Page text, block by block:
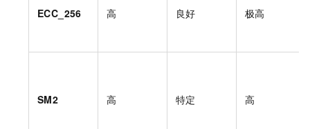
ECC_256 高 良好 极高
SM2 高 特定 高